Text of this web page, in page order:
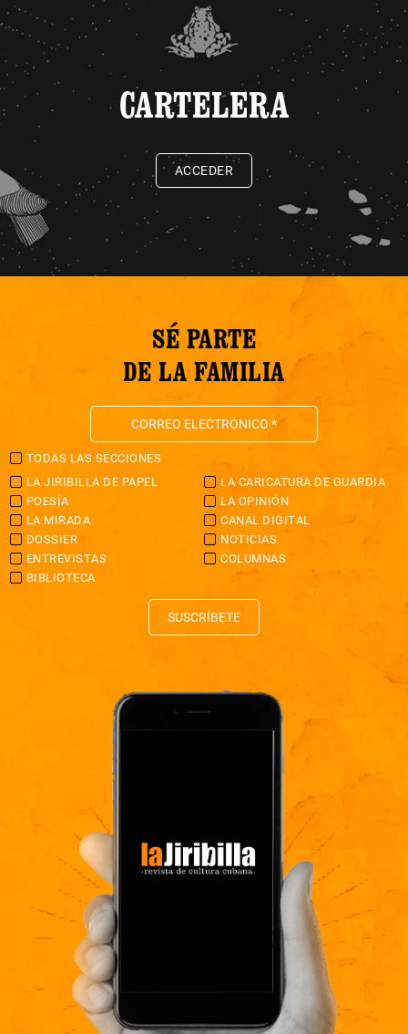
CARTELERA
ACCEDER
SÉ PARTE
DE LA FAMILIA
TODAS LAS SECCIONES
LA JIRIBILLA DE PAPEL
LA CARICATURA DE GUARDIA
POESÍA
LA OPINIÓN
LA MIRADA
CANAL DIGITAL
DOSSIER
NOTICIAS
ENTREVISTAS
COLUMNAS
BIBLIOTECA
SUSCRÍBETE